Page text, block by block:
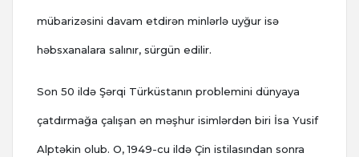
mübarizəsini davam etdirən minlərlə uyğur isə
həbsxanalara salınır, sürgün edilir.
Son 50 ildə Şərqi Türküstanın problemini dünyaya
çatdırmağa çalışan ən məşhur isimlərdən biri İsa Yusif
Alptəkin olub. O, 1949-cu ildə Çin istilasından sonra